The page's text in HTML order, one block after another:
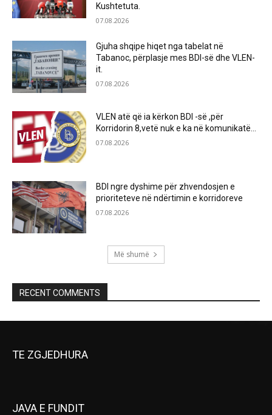
Kushtetuta.
07.08.2026
Gjuha shqipe hiqet nga tabelat në
Tabanoc, përplasje mes BDI-së dhe VLEN-
it.
07.08.2026
VLEN atë që ia kërkon BDI -së ,për
Korridorin 8,vetë nuk e ka në komunikatë…
07.08.2026
BDI ngre dyshime për zhvendosjen e
prioriteteve në ndërtimin e korridoreve
07.08.2026
Më shumë
RECENT COMMENTS
TE ZGJEDHURA
JAVA E FUNDIT